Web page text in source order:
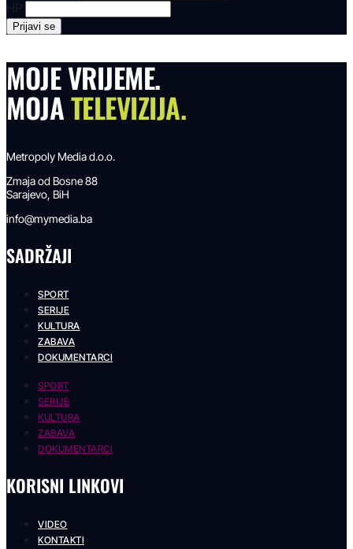
MOJE VRIJEME.
MOJATELEVIZIJA.
Metropoly Media d.o.o.
Zmaja od Bosne 88
Sarajevo, BiH
info@mymedia.ba
SADRŽAJI
SPORT
SERIJE
KULTURA
ZABAVA
DOKUMENTARCI
SPORT
SERIJE
KULTURA
ZABAVA
DOKUMENTARCI
KORISNI LINKOVI
VIDEO
KONTAKTI